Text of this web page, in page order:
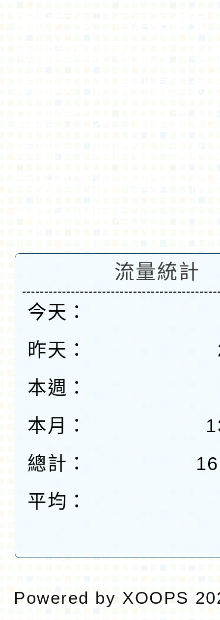
流量統計
今天：
昨天：
本週：
本月：
總計：
平均：
Powered by XOOPS